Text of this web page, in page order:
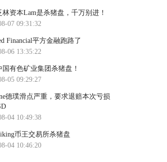
林资本Lam是杀猪盘，千万别进！
07 09:31:32
Financial平方金融跑路了
06 13:35:22
国有色矿业集团杀猪盘！
05 09:29:27
德璞滑点严重，要求退赔本次亏损
04 10:49:38
币王交易所杀猪盘
04 10:46:20